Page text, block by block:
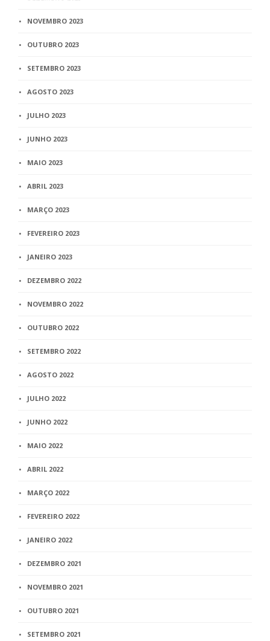
NOVEMBRO 2023
OUTUBRO 2023
SETEMBRO 2023
AGOSTO 2023
JULHO 2023
JUNHO 2023
MAIO 2023
ABRIL 2023
MARÇO 2023
FEVEREIRO 2023
JANEIRO 2023
DEZEMBRO 2022
NOVEMBRO 2022
OUTUBRO 2022
SETEMBRO 2022
AGOSTO 2022
JULHO 2022
JUNHO 2022
MAIO 2022
ABRIL 2022
MARÇO 2022
FEVEREIRO 2022
JANEIRO 2022
DEZEMBRO 2021
NOVEMBRO 2021
OUTUBRO 2021
SETEMBRO 2021